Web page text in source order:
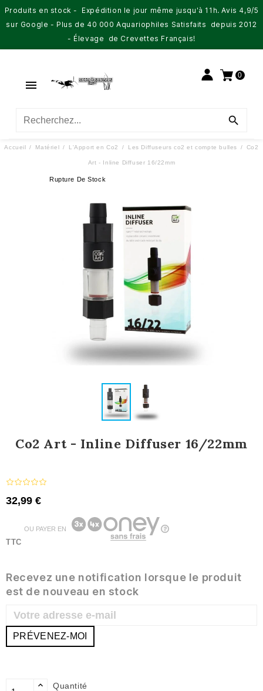
Produits en stock - Expédition le jour même jusqu'à 11h. Avis 4,9/5
sur Google - Plus de 40 000 Aquariophiles Satisfaits depuis 2012
- Élevage de Crevettes Français!

0

Accueil Matériel L'Apport en Co2 Les Diffuseurs co2 et compte bulles Co2
Art - Inline Diffuser 16/22mm
Rupture De Stock
Co2 Art - Inline Diffuser 16/22mm
32,99 €
TTC
OU PAYER EN
Recevez une notification lorsque le produit
est de nouveau en stock
PRÉVENEZ-MOI
Quantité